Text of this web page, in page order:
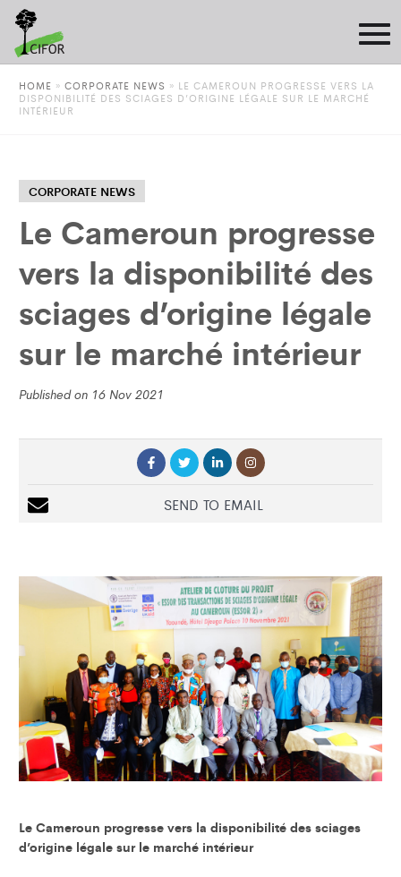
HOME » CORPORATE NEWS » LE CAMEROUN PROGRESSE VERS LA
DISPONIBILITÉ DES SCIAGES D’ORIGINE LÉGALE SUR LE MARCHÉ
INTÉRIEUR
CORPORATE NEWS
Le Cameroun progresse
vers la disponibilité des
sciages d’origine légale
sur le marché intérieur
Published on 16 Nov 2021
SEND TO EMAIL
Le Cameroun progresse vers la disponibilité des sciages
d’origine légale sur le marché intérieur